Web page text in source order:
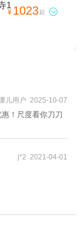
1
¥ 1023起 
儿用户 2025-10-07
！尺度看你刀刀
j*2 2021-04-01